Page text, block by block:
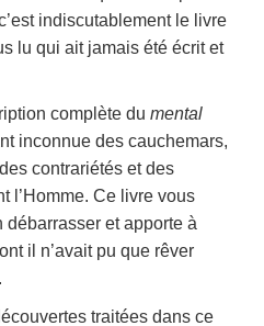
indiscutablement le livre
lu qui ait jamais été écrit et
complète du mental
inconnue des cauchemars,
contrariétés et des
l’Homme. Ce livre vous
et apporte à
il n’avait pu que rêver
traitées dans ce